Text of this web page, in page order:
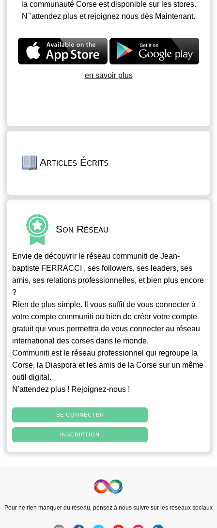
la communauté Corse est disponible sur les stores.
N`'attendez plus et rejoignez nous dès Maintenant.
en savoir plus
Articles Écrits
Son Réseau
Envie de découvrir le réseau communiti de Jean-
baptiste FERRACCI , ses followers, ses leaders, ses
amis, ses relations professionnelles, et bien plus encore
?
Rien de plus simple. Il vous suffit de vous connecter à
votre compte communiti ou bien de créer votre compte
gratuit qui vous permettra de vous connecter au réseau
international des corses dans le monde.
Communiti est le réseau professionnel qui regroupe la
Corse, la Diaspora et les amis de la Corse sur un même
outil digital.
N'attendez plus ! Rejoignez-nous !
SE CONNECTER
INSCRIPTION
Pour ne rien manquer du réseau, pensez à nous suivre sur les réseaux sociaux